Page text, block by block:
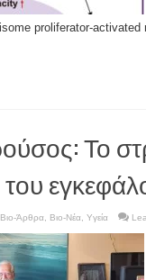
proliferator-
Το
του
Βιο-Άρθρα Βιο-Νέα Υγεία